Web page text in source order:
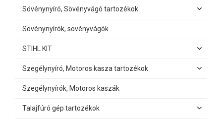
Sövénynyíró, Sövényvágó tartozékok
Sövénynyírók, sövényvágók
STIHL KIT
Szegélynyíró, Motoros kasza tartozékok
Szegélynyírók, Motoros kaszák
Talajfúró gép tartozékok